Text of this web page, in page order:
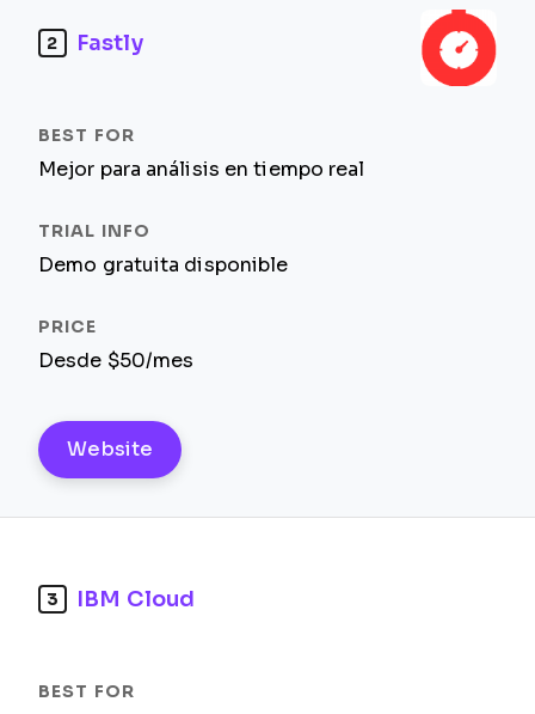
2 Fastly
Mejor para análisis en tiempo real
Demo gratuita disponible
Desde $50/mes
Website
3 IBM Cloud